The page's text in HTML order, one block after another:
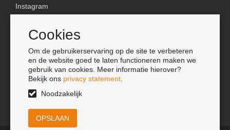
Cookies
Om de gebruikerservaring op de site te verbeteren
en de website goed te laten functioneren maken we
gebruik van cookies. Meer informatie hierover?
Bekijk ons privacy statement
Noodzakelijk
Instagram
TikTok
Tools
Lookbook
Nieuwe klant